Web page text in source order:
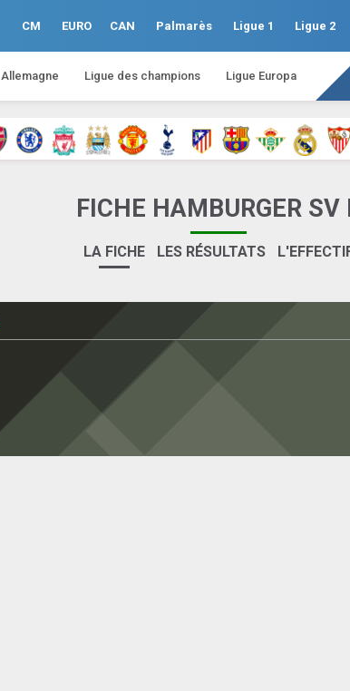
CM EURO CAN Palmarès Ligue 1 Ligue 2
Allemagne Ligue des champions Ligue Europa
FICHE HAMBURGER SV
LA FICHE LES RÉSULTATS